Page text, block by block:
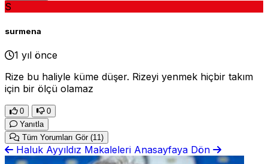
S
surmena
1 yıl önce
Rize bu haliyle küme düşer. Rizeyi yenmek hiçbir takım
için bir ölçü olamaz
0
0
Yanıtla
Tüm Yorumları Gör (11)
Haluk Ayyıldız Makaleleri Anasayfaya Dön